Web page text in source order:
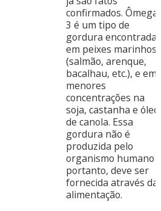
confirmados. Ômega
3 é um tipo de
gordura encontrada
em peixes marinhos
(salmão, arenque,
bacalhau, etc.), e em
menores
concentrações na
soja, castanha e óleo
de canola. Essa
gordura não é
produzida pelo
organismo humano
portanto, deve ser
fornecida através da
alimentação.